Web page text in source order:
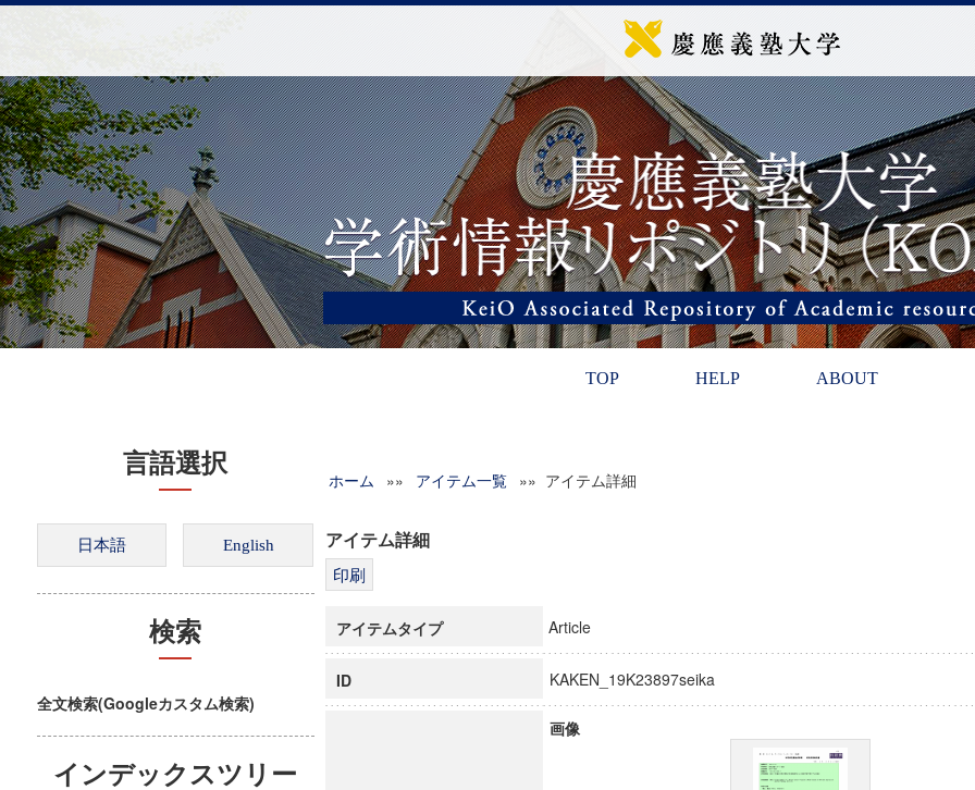
TOP HELP ABOUT
言語選択
検索
全文検索(Googleカスタム検索)
インデックスツリー
ホーム »» アイテム一覧 »» アイテム詳細
アイテム詳細
アイテムタイプ Article
ID KAKEN_19K23897seika
画像